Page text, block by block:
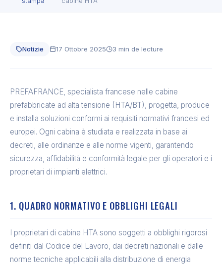
Notizie 17 Ottobre 2025 3 min de lecture
PREFAFRANCE, specialista francese nelle cabine
prefabbricate ad alta tensione (HTA/BT), progetta, produce
e installa soluzioni conformi ai requisiti normativi francesi ed
europei. Ogni cabina è studiata e realizzata in base ai
decreti, alle ordinanze e alle norme vigenti, garantendo
sicurezza, affidabilità e conformità legale per gli operatori e i
proprietari di impianti elettrici.
1. QUADRO NORMATIVO E OBBLIGHI LEGALI
I proprietari di cabine HTA sono soggetti a obblighi rigorosi
definiti dal Codice del Lavoro, dai decreti nazionali e dalle
norme tecniche applicabili alla distribuzione di energia